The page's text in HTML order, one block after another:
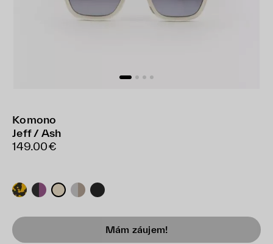
Komono
Jeff / Ash
149.00€
Mám záujem!